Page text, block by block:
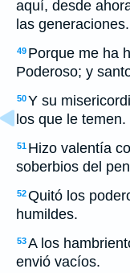
aquí, desde
las generaciones.
49 Porque me ha
Poderoso; y
50Y su
los que le temen.
51 Hizo valentía
soberbios del
52Quitó los
humildes.
53A los
envió vacíos.